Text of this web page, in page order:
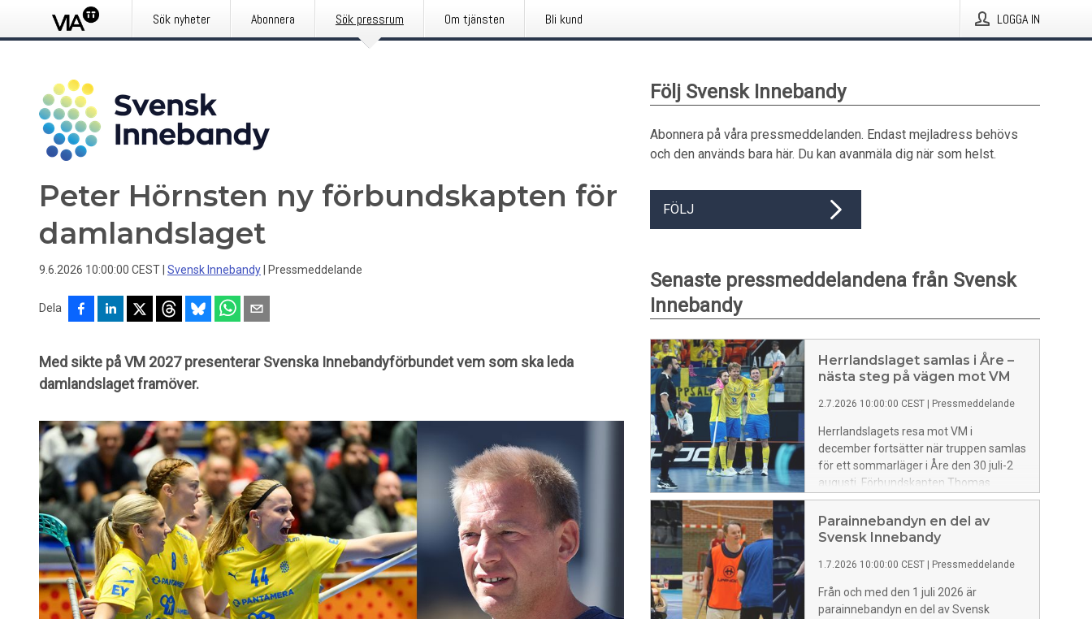
Sök nyheter Abonnera Sök pressrum Om tjänsten Bli kund LOGGA IN
Peter Hörnsten ny förbundskapten för
damlandslaget
9.6.2026 10:00:00 CEST Svensk Innebandy Pressmeddelande
Dela
Med sikte på VM 2027 presenterar Svenska Innebandyförbundet vem som ska leda
damlandslaget framöver.
Följ Svensk Innebandy
Abonnera på våra pressmeddelanden. Endast mejladress behövs
och den används bara här. Du kan avanmäla dig när som helst.
FÖLJ
Senaste pressmeddelandena från Svensk
Innebandy
Herrlandslaget samlas i Åre –
nästa steg på vägen mot VM
2.7.2026 10:00:00 CEST Pressmeddelande
Herrlandslagets resa mot VM i
december fortsätter när truppen samlas
för ett sommarläger i Åre den 30 juli-2
augusti. Förbundskapten Thomas
Brottman har kallat en trupp som
kombinerar rutin med spelare som
knackar på inför höstens avgörande
Parainnebandyn en del av
Svensk Innebandy
1.7.2026 10:00:00 CEST Pressmeddelande
Från och med den 1 juli 2026 är
parainnebandyn en del av Svensk